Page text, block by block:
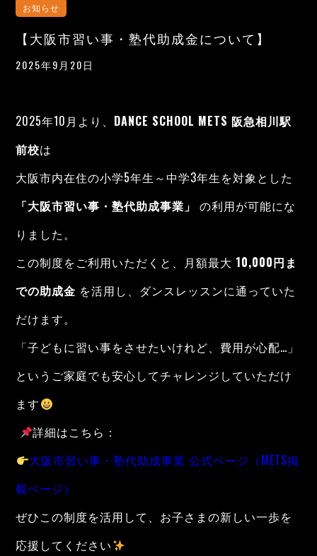
お知らせ
【大阪市習い事・塾代助成金について】
2025年9月20日
2025年10月より、 DANCE SCHOOL METS 阪急相川駅
前校は
大阪市内在住の小学5年生～中学3年生を対象とした
「大阪市習い事・塾代助成事業」 の利用が可能にな
りました。
この制度をご利用いただくと、月額最大 10,000円ま
での助成金 を活用し、ダンスレッスンに通っていた
だけます。
「子どもに習い事をさせたいけれど、費用が心配…」
というご家庭でも安心してチャレンジしていただけ
ます
詳細はこちら：
大阪市習い事・塾代助成事業 公式ページ（METS掲
載ページ）
ぜひこの制度を活用して、お子さまの新しい一歩を
応援してください